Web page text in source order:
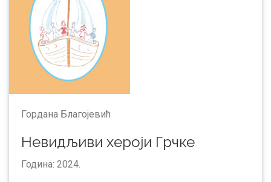
Гордана Благојевић
Невидљиви хероји Грчке
Година: 2024.